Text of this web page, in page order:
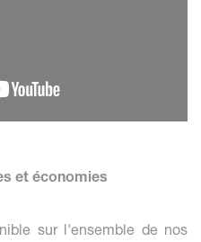
et économies
sur l'ensemble de nos